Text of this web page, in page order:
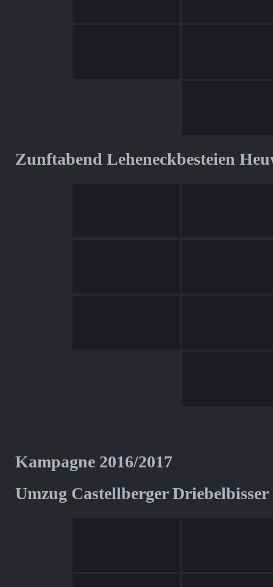
Zunftabend Leheneckbesteien
Kampagne 2016/2017
Umzug Castellberger